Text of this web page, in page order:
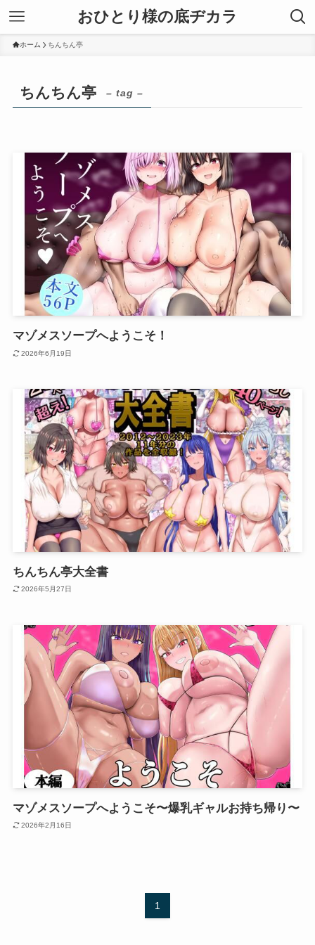
おひとり様の底ヂカラ
ホーム ちんちん亭
ちんちん亭 – tag –
マゾメスソープへようこそ！
2026年6月19日
ちんちん亭大全書
2026年5月27日
マゾメスソープへようこそ〜爆乳ギャルお持ち帰り〜
2026年2月16日
1